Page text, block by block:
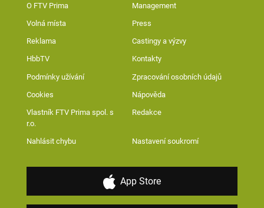
O FTV Prima Management
Volná místa Press
Reklama Castingy a výzvy
HbbTV Kontakty
Podmínky užívání Zpracování osobních údajů
Cookies Nápověda
Vlastník FTV Prima spol. s
r.o.
Redakce
Nahlásit chybu Nastavení soukromí
App Store